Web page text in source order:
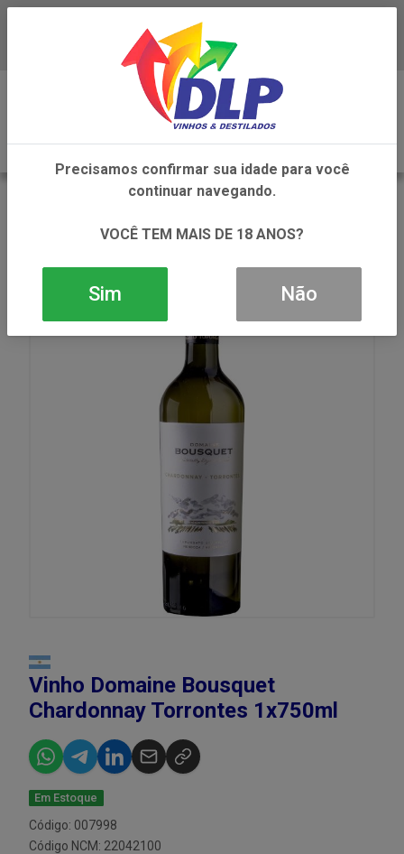
Baixe já o APP da DLP Vinhos
TORRONTES 1X750ML
Vinho Domaine Bousquet
Chardonnay Torrontes 1x750ml
Em Estoque
Código: 007998
Código NCM: 22042100
Precisamos confirmar sua idade para você
continuar navegando.
VOCÊ TEM MAIS DE 18 ANOS?
Sim Não